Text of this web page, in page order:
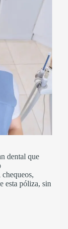
dental que
esta póliza, sin